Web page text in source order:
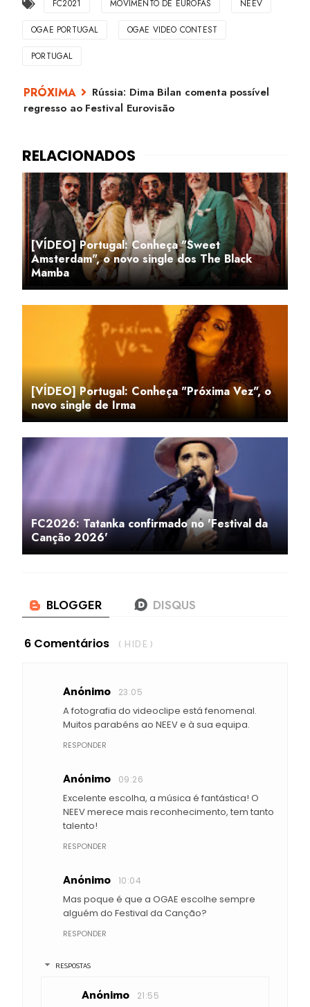
FC2021 MOVIMENTO DE EUROFÃS NEEV
OGAE PORTUGAL OGAE VIDEO CONTEST
PORTUGAL
Rússia: Dima Bilan comenta possível
regresso ao Festival Eurovisão
[VÍDEO] Portugal: Conheça "Sweet
Amsterdam", o novo single dos The Black
Mamba
[VÍDEO] Portugal: Conheça "Próxima Vez", o
novo single de Irma
FC2026: Tatanka confirmado no 'Festival da
Canção 2026'
6 Comentários ( HIDE )
Anónimo 23:05
A fotografia do videoclipe está fenomenal.
Muitos parabéns ao NEEV e à sua equipa.
RESPONDER
Anónimo 09:26
Excelente escolha, a música é fantástica! O
NEEV merece mais reconhecimento, tem tanto
talento!
RESPONDER
Anónimo 10:04
Mas poque é que a OGAE escolhe sempre
alguém do Festival da Canção?
RESPONDER
RESPOSTAS
Anónimo 21:55